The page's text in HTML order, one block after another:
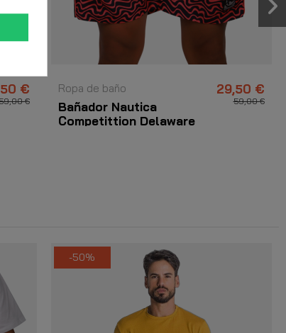
€
€
Ropa de baño
Bañador Nautica
Competittion Delaware
29,50 €
59,00 €
-50%